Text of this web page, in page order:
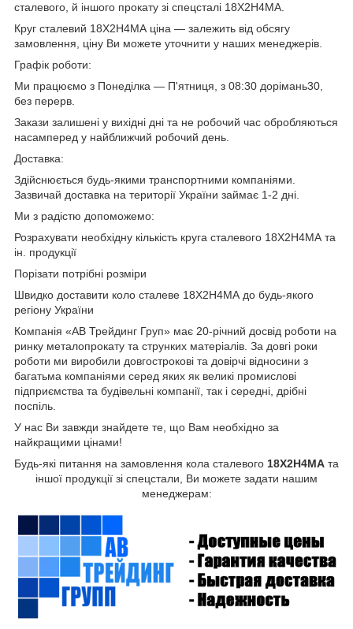
сталевого, й іншого прокату зі спецсталі 18Х2Н4МА.
Круг сталевий 18Х2Н4МА ціна — залежить від обсягу
замовлення, ціну Ви можете уточнити у наших менеджерів.
Графік роботи:
Ми працюємо з Понеділка — П'ятниця, з 08:30 дорімань30,
без перерв.
Закази залишені у вихідні дні та не робочий час обробляються
насамперед у найближчий робочий день.
Доставка:
Здійснюється будь-якими транспортними компаніями.
Зазвичай доставка на території України займає 1-2 дні.
Ми з радістю допоможемо:
Розрахувати необхідну кількість круга сталевого 18Х2Н4МА та
ін. продукції
Порізати потрібні розміри
Швидко доставити коло сталеве 18Х2Н4МА до будь-якого
регіону України
Компанія «АВ Трейдинг Груп» має 20-річний досвід роботи на
ринку металопрокату та струнких матеріалів. За довгі роки
роботи ми виробили довгострокові та довірчі відносини з
багатьма компаніями серед яких як великі промислові
підприємства та будівельні компанії, так і середні, дрібні
поспіль.
У нас Ви завжди знайдете те, що Вам необхідно за
найкращими цінами!
Будь-які питання на замовлення кола сталевого 18Х2Н4МА та
іншої продукції зі спецстали, Ви можете задати нашим
менеджерам: